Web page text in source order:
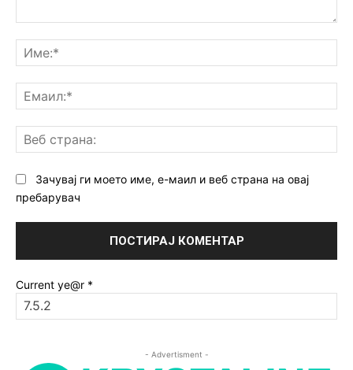
Зачувај ги моето име, е-маил и веб страна на овај
пребарувач
Current ye@r *
- Advertisment -